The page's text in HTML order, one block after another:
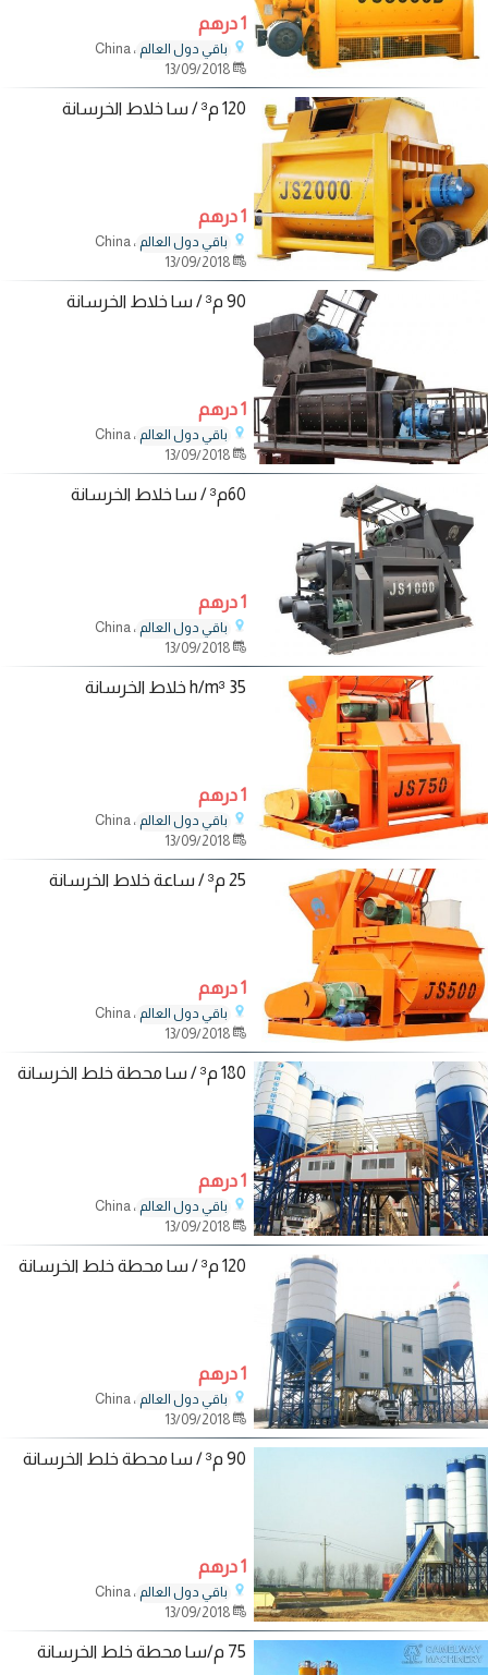
1 درهم
باقي دول العالم ، China
120 م³ / سا خلاط الخرسانة
1 درهم
باقي دول العالم ، China
90 م³ / سا خلاط الخرسانة
1 درهم
باقي دول العالم ، China
60م³ / سا خلاط الخرسانة
1 درهم
باقي دول العالم ، China
35 h/m³ خلاط الخرسانة
1 درهم
باقي دول العالم ، China
25 م³ / ساعة خلاط الخرسانة
1 درهم
باقي دول العالم ، China
180 م³ / سا محطة خلط الخرسانة
1 درهم
باقي دول العالم ، China
120 م³ / سا محطة خلط الخرسانة
1 درهم
باقي دول العالم ، China
90 م³ / سا محطة خلط الخرسانة
1 درهم
باقي دول العالم ، China
75 م/سا محطة خلط الخرسانة